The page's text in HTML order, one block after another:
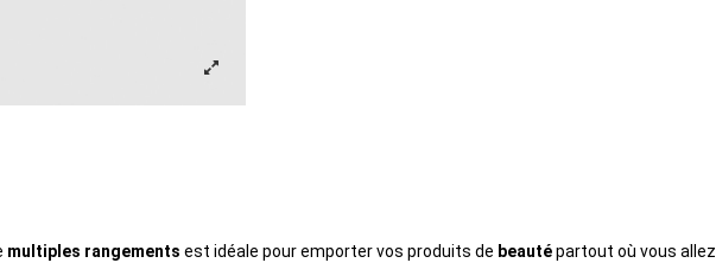
multiples rangements est idéale pour emporter vos produits de beautépartout où vous allez.